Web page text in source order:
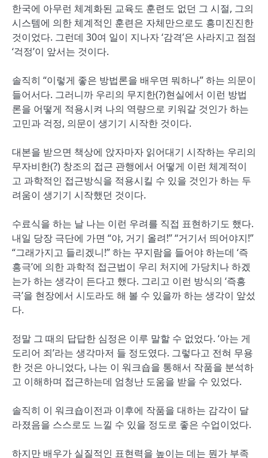
한국에 아무런 체계화된 교육도 훈련도 없던 그 시절, 그의
시스템에 의한 체계적인 훈련은 자체만으로도 흥미진진한
것이었다. 그런데 30여 일이 지나자 ‘감격’은 사라지고 점점
‘걱정’이 앞서는 것이다.
솔직히 “이렇게 좋은 방법론을 배우면 뭐하나” 하는 의문이
들어서다. 그러니까 우리의 무지한(?)현실에서 이런 방법
론을 어떻게 적용시켜 나의 역량으로 키워갈 것인가 하는
고민과 걱정, 의문이 생기기 시작한 것이다.
대본을 받으면 책상에 앉자마자 읽어대기 시작하는 우리의
무자비한(?) 창조의 접근 관행에서 어떻게 이런 체계적이
고 과학적인 접근방식을 적용시킬 수 있을 것인가 하는 두
려움이 생기기 시작했던 것이다.
수료식을 하는 날 나는 이런 우려를 직접 표현하기도 했다.
내일 당장 극단에 가면 “야, 거기 올려!” “거기서 띄어야지!”
“그래가지고 들리겠니!” 하는 꾸지람을 들어야 하는데 ‘즉
흥극’에 의한 과학적 접근법이 우리 처지에 가당치나 하겠
는가 하는 생각이 든다고 했다. 그리고 이런 방식의 ‘즉흥
극’을 현장에서 시도라도 해 볼 수 있을까 하는 생각이 앞섰
다.
정말 그 때의 답답한 심정은 이루 말할 수 없었다. ‘아는 게
도리어 죄’라는 생각마저 들 정도였다. 그렇다고 전혀 무용
한 것은 아니었다, 나는 이 워크숍을 통해서 작품을 분석하
고 이해하며 접근하는데 엄청난 도움을 받을 수 있었다.
솔직히 이 워크숍이전과 이후에 작품을 대하는 감각이 달
라졌음을 스스로도 느낄 수 있을 정도로 좋은 수업이었다.
하지만 배우가 실질적인 표현력을 높이는 데는 뭔가 부족